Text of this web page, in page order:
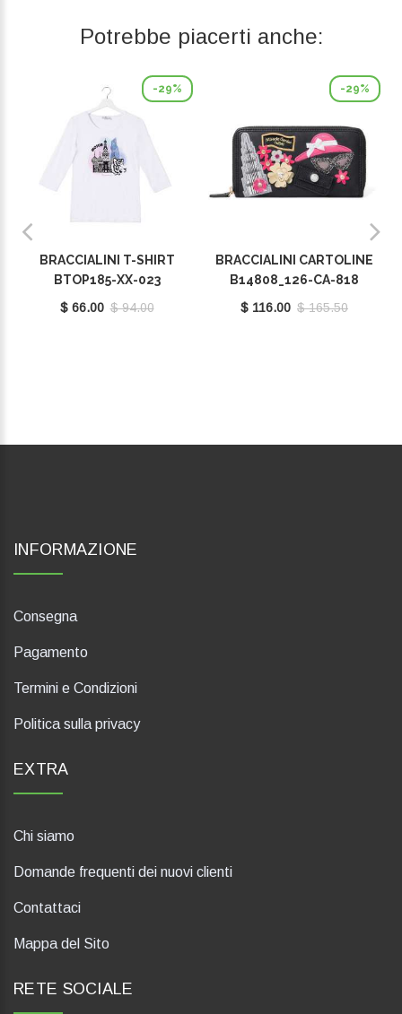
Potrebbe piacerti anche:
-29%
BRACCIALINI T-SHIRT
BTOP185-XX-023
$ 66.00 $ 94.00
-29%
BRACCIALINI CARTOLINE
B14808_126-CA-818
$ 116.00 $ 165.50
INFORMAZIONE
Consegna
Pagamento
Termini e Condizioni
Politica sulla privacy
EXTRA
Chi siamo
Domande frequenti dei nuovi clienti
Contattaci
Mappa del Sito
RETE SOCIALE